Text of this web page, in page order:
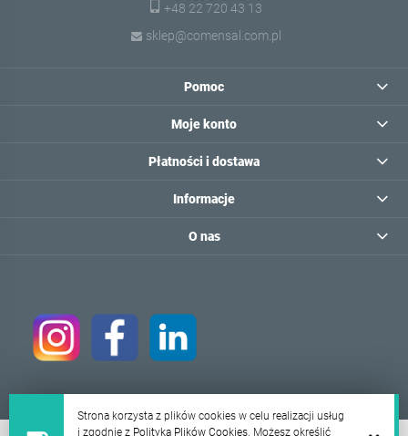
Strona korzysta z plików cookies w celu realizacji usług
i zgodnie z Polityką Plików Cookies. Możesz określić
+48 22 720 43 13
sklep@comensal.com.pl
Pomoc
Moje konto
Płatności i dostawa
Informacje
O nas